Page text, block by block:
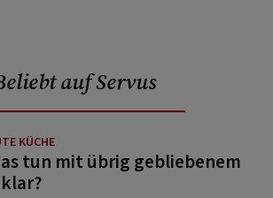
auf Servus
KÜCHE
tun mit übrig gebliebenem